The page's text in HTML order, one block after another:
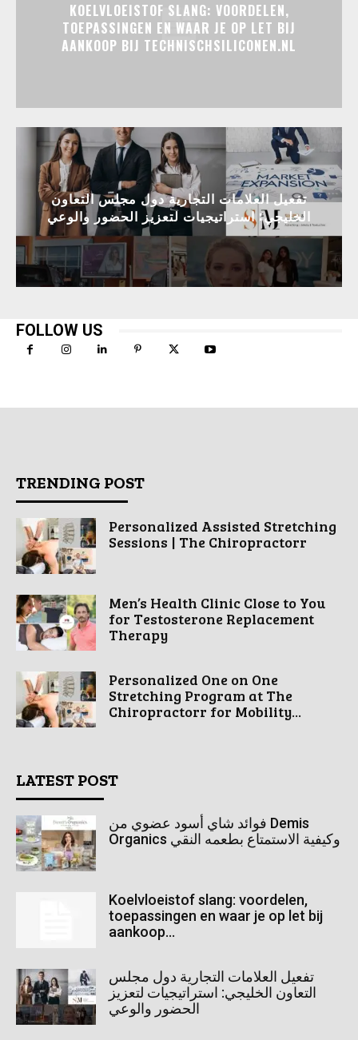
KOELVLOEISTOF SLANG: VOORDELEN,
TOEPASSINGEN EN WAAR JE OP LET BIJ
AANKOOP BIJ TECHNISCHSILICONEN.NL
تفعيل العلامات التجارية دول مجلس التعاون
الخليجي: استراتيجيات لتعزيز الحضور والوعي
FOLLOW US
TRENDING POST
Personalized Assisted Stretching
Sessions | The Chiropractorr
Men’s Health Clinic Close to You
for Testosterone Replacement
Therapy
Personalized One on One
Stretching Program at The
Chiropractorr for Mobility...
LATEST POST
فوائد شاي أسود عضوي من Demis
Organics وكيفية الاستمتاع بطعمه النقي
Koelvloeistof slang: voordelen,
toepassingen en waar je op let bij
aankoop...
تفعيل العلامات التجارية دول مجلس
التعاون الخليجي: استراتيجيات لتعزيز
الحضور والوعي